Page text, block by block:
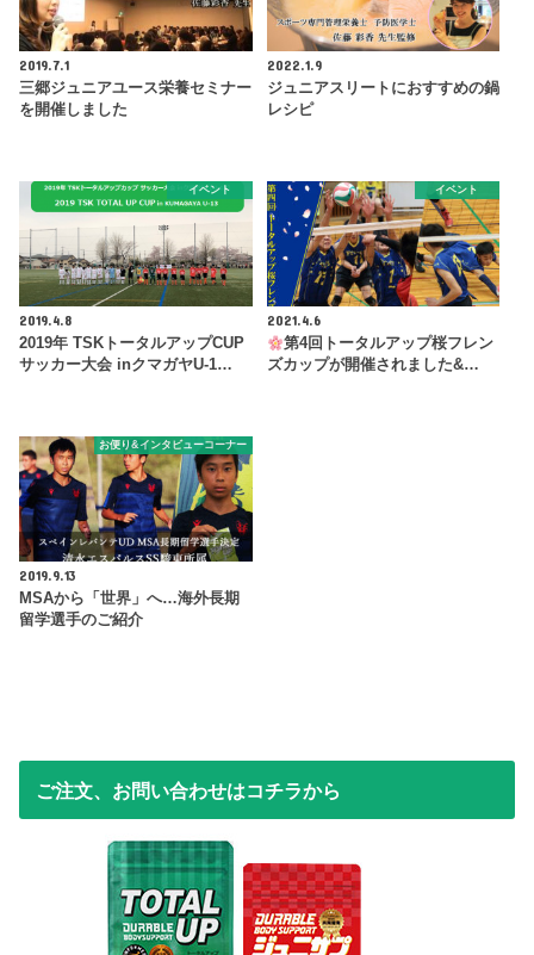
2019.7.1
三郷ジュニアユース栄養セミナー
を開催しました
2022.1.9
ジュニアスリートにおすすめの鍋
レシピ
イベント
2019.4.8
2019年 TSKトータルアップCUP
サッカー大会 inクマガヤU-1…
イベント
2021.4.6
第4回トータルアップ桜フレン
ズカップが開催されました&…
お便り&インタビューコーナー
2019.9.13
MSAから「世界」へ…海外長期
留学選手のご紹介
ご注文、お問い合わせはコチラから